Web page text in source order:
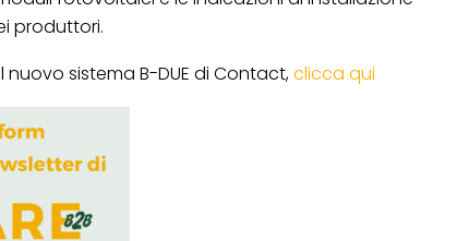
produttori.
nuovo sistema B-DUE di Contact,clicca qui